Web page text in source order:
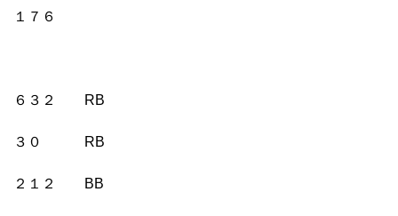
１７６
６３２ RB
３０ RB
２１２ BB